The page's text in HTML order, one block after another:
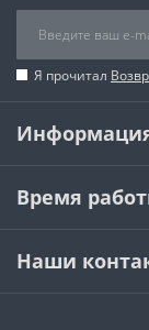
Я прочитал
Время
Наши